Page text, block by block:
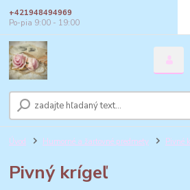
+421948494969
Po-pia 9:00 - 19:00
Úvod Humorné a žartovné predmety Pivné
Pivný krígeľ